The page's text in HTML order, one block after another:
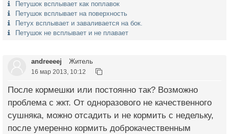
Петушок всплывает как поплавок
Петушок всплывает на поверхность
Петух всплывает и заваливается на бок.
Петушок не всплывает и не плавает
andreeeej Житель
16 мар 2013, 10:12
После кормешки или постоянно так? Возможно
проблема с жкт. От одноразового не качественного
сушняка, можно отсадить и не кормить с недельку,
после умеренно кормить доброкачественным